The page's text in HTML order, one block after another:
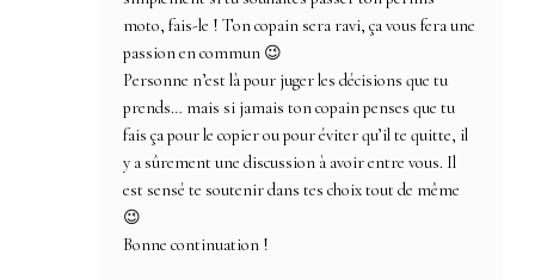
moto, fais-le ! Ton copain sera ravi, ça vous fera une
passion en commun 😉
Personne n’est là pour juger les décisions que tu
prends… mais si jamais ton copain penses que tu
fais ça pour le copier ou pour éviter qu’il te quitte, il
y a sûrement une discussion à avoir entre vous. Il
est sensé te soutenir dans tes choix tout de même
😉
Bonne continuation !